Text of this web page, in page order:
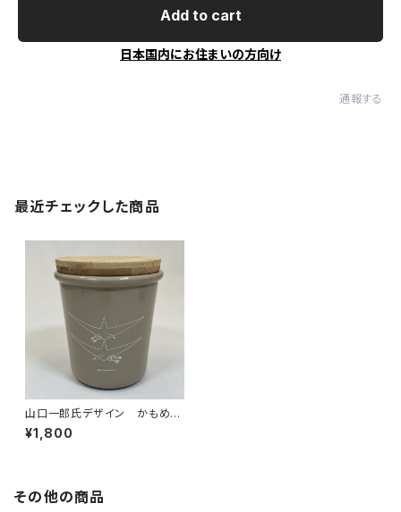
Add to cart
日本国内にお住まいの方向け
通報する
最近チェックした商品
山口一郎氏デザイン かもめ君
タンブラー
¥1,800
その他の商品